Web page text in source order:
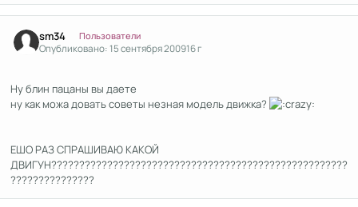
sm34 Пользователи
Опубликовано:15 сентября 200916 г
Ну блин пацаны вы даете
ну как можа довать советы незная модель движка?
ЕШО РАЗ СПРАШИВАЮ КАКОЙ
ДВИГУН?????????????????????????????????????????????????????
???????????????